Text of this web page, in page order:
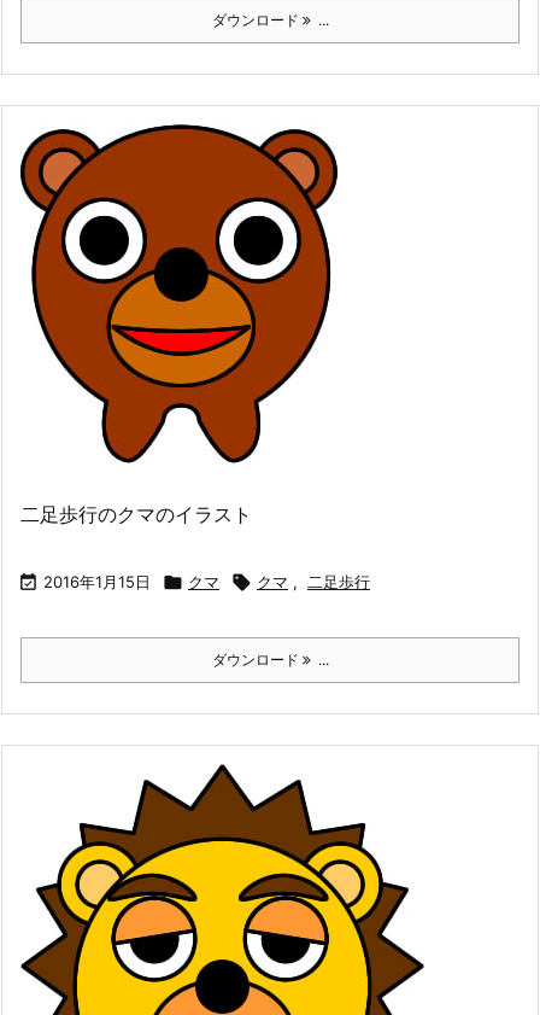
ダウンロード ...
二足歩行のクマのイラスト
 2016年1月15日  クマ  クマ , 二足歩行
ダウンロード ...